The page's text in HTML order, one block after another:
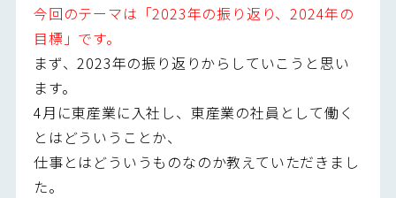
今回のテーマは「2023年の振り返り、2024年の
目標」です。
まず、2023年の振り返りからしていこうと思い
ます。
4月に東産業に入社し、東産業の社員として働く
とはどういうことか、
仕事とはどういうものなのか教えていただきまし
た。